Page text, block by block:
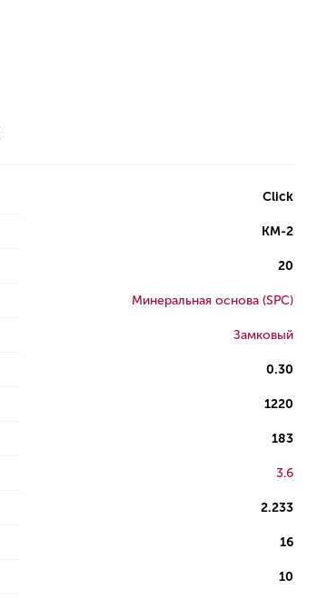
Click
КМ-2
20
Минеральная основа (SPC)
Замковый
0.30
1220
183
3.6
2.233
16
10